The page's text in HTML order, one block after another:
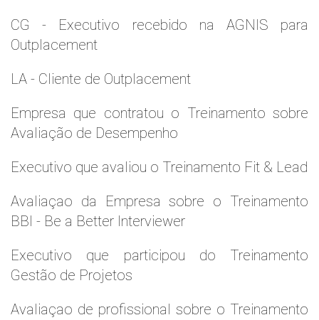
CG - Executivo recebido na AGNIS para
Outplacement
LA - Cliente de Outplacement
Empresa que contratou o Treinamento sobre
Avaliação de Desempenho
Executivo que avaliou o Treinamento Fit & Lead
Avaliaçao da Empresa sobre o Treinamento
BBI - Be a Better Interviewer
Executivo que participou do Treinamento
Gestão de Projetos
Avaliaçao de profissional sobre o Treinamento